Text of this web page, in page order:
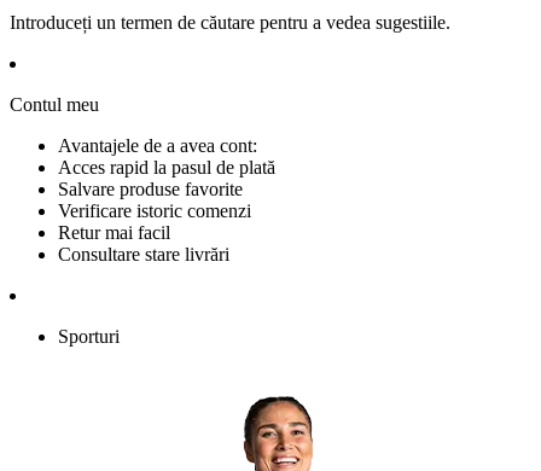
Introduceți un termen de căutare pentru a vedea sugestiile.
Contul meu
Avantajele de a avea cont:
Acces rapid la pasul de plată
Salvare produse favorite
Verificare istoric comenzi
Retur mai facil
Consultare stare livrări
Sporturi